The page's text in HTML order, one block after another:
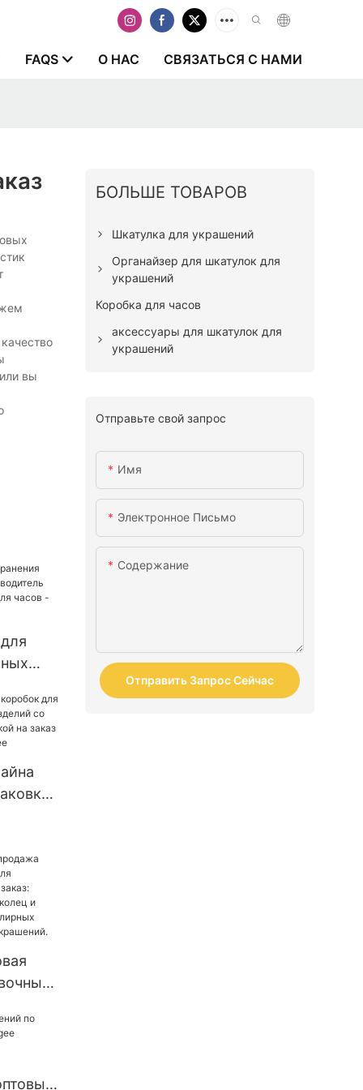
FAQS О НАС СВЯЗАТЬСЯ С НАМИ
вы
на
и
БОЛЬШЕ ТОВАРОВ
Шкатулка для украшений
Органайзер для шкатулок для
украшений
Коробка для часов
аксессуары для шкатулок для
украшений
Отправьте свой запрос
Имя
Электронное Письмо
Содержание
Отправить Запрос Сейчас